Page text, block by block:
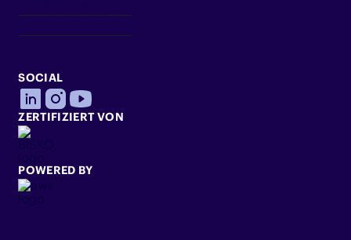
SOCIAL
ZERTIFIZIERT VON
POWERED BY